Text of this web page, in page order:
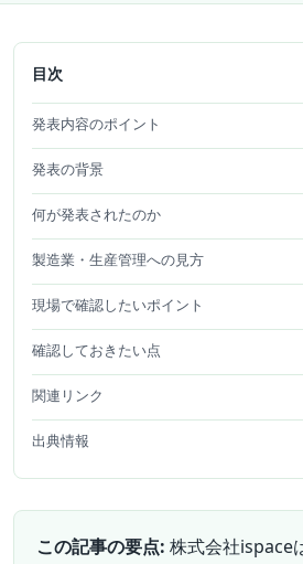
目次
発表内容のポイント
発表の背景
何が発表されたのか
製造業・生産管理への見方
現場で確認したいポイント
確認しておきたい点
関連リンク
出典情報
この記事の要点: 株式会社ispace